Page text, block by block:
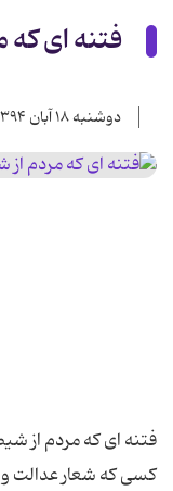
فتنه ای
دوشنبه ۱۸ آبان ۱۳۹۴ - ۰۰:۰۰
کسی که شعار عدالت و